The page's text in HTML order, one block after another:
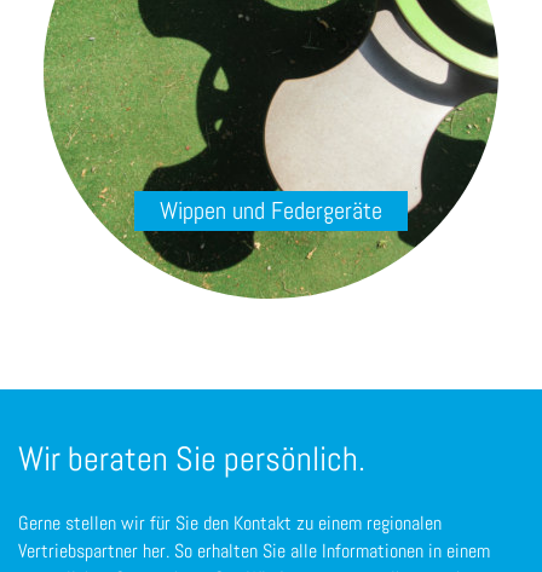
Wippen und Federgeräte
Wir beraten Sie persönlich.
Gerne stellen wir für Sie den Kontakt zu einem regionalen
Vertriebspartner her. So erhalten Sie alle Informationen in einem